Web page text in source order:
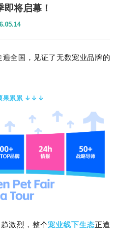
即将启幕！
全国，见证了无数宠业品牌的
果累累 ↓↓↓
激烈，整个宠业线下生态正遭